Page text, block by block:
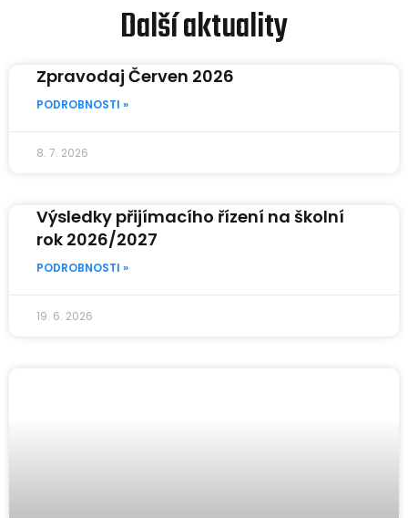
Další aktuality
Zpravodaj Červen 2026
PODROBNOSTI »
8. 7. 2026
Výsledky přijímacího řízení na školní
rok 2026/2027
PODROBNOSTI »
19. 6. 2026